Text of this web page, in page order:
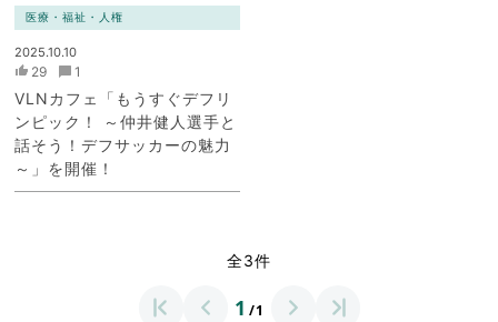
医療・福祉・人権
2025.10.10
29 1
VLNカフェ「もうすぐデフリ
ンピック！ ～仲井健人選手と
話そう！デフサッカーの魅力
～」を開催！
全3件
1 /1